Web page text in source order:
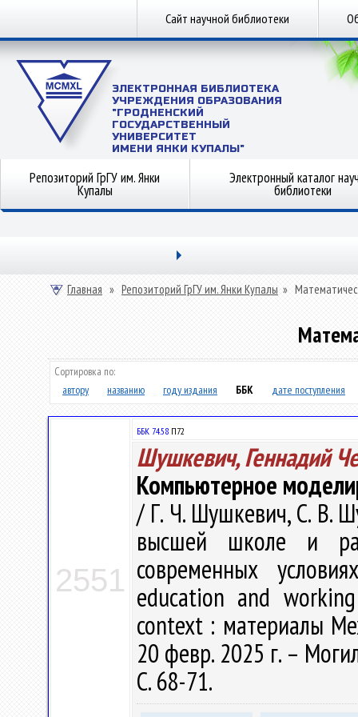
Сайт научной библиотеки
ЭЛЕКТРОННАЯ БИБЛИОТЕКА
УЧРЕЖДЕНИЯ ОБРАЗОВАНИЯ
"ГРОДНЕНСКИЙ
ГОСУДАРСТВЕННЫЙ
УНИВЕРСИТЕТ
ИМЕНИ ЯНКИ КУПАЛЫ"
Репозиторий ГрГУ им. Янки
Купалы
Электронный каталог
библиотеки
Главная » Репозиторий ГрГУ им. Янки Купалы »
Сортировка по:
автору
названию году издания ББК дате поступления
2551
ББК 74.58 П72
Шушкевич, Геннадий
Компьютерное
/ Г. Ч. Шушкевич, С. В.
высшей школе и
современных
education and
context : материалы
20 февр. 2025 г. –
С. 68-71.